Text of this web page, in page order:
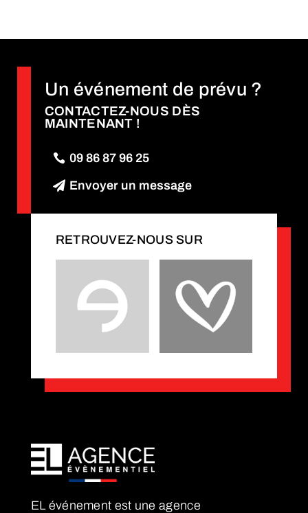
Un événement de prévu ?
CONTACTEZ-NOUS DÈS
MAINTENANT !
09 86 87 96 25
Envoyer un message
RETROUVEZ-NOUS SUR
EL événement est une agence